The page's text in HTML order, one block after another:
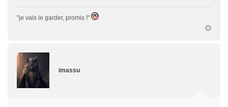
"je vais le garder, promis !"
imassu